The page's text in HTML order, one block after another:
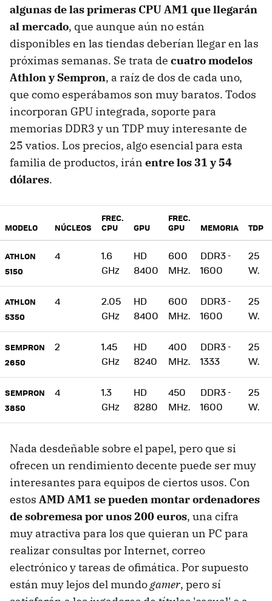
algunas de las primeras CPU AM1 que llegarán
al mercado, que aunque aún no están
disponibles en las tiendas deberían llegar en las
próximas semanas. Se trata de cuatro modelos
Athlon y Sempron, a raíz de dos de cada uno,
que como esperábamos son muy baratos. Todos
incorporan GPU integrada, soporte para
memorias DDR3 y un TDP muy interesante de
25 vatios. Los precios, algo esencial para esta
familia de productos, irán entre los 31 y 54
dólares.
MODELO NÚCLEOS
FREC.
CPU
GPU
FREC.
GPU
MEMORIA TDP
ATHLON
5150
4
1.6
GHz
HD
8400
600
MHz.
DDR3 -
1600
25
W.
ATHLON
5350
4
2.05
GHz
HD
8400
600
MHz.
DDR3 -
1600
25
W.
SEMPRON
2650
2
1.45
GHz
HD
8240
400
MHz.
DDR3 -
1333
25
W.
SEMPRON
3850
4
1.3
GHz
HD
8280
450
MHz.
DDR3 -
1600
25
W.
Nada desdeñable sobre el papel, pero que si
ofrecen un rendimiento decente puede ser muy
interesantes para equipos de ciertos usos. Con
estos AMD AM1 se pueden montar ordenadores
de sobremesa por unos 200 euros, una cifra
muy atractiva para los que quieran un PC para
realizar consultas por Internet, correo
electrónico y tareas de ofimática. Por supuesto
están muy lejos del mundogamer, pero sí